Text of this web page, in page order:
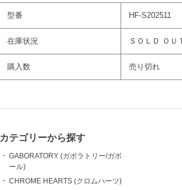
型番 HF-S202511
在庫状況 ＳＯＬＤ Ｏ
購入数 売り切れ
カテゴリーから探す
GABORATORY (ガボラトリー/ガボ
ール)
CHROME HEARTS (クロムハーツ)